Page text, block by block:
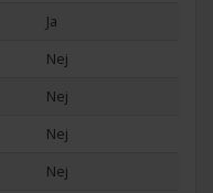
Ja
Nej
Nej
Nej
Nej